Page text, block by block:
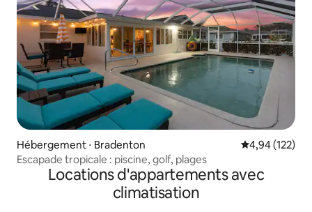
Hébergement ⋅ Bradenton Évaluation
4,94 (122)
Escapade tropicale : piscine, golf, plages
Locations d'appartements avec
climatisation